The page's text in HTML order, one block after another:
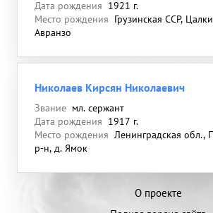
Дата рождения 1921 г.
Место рождения Грузинская ССР,
Авранзо
Николаев Кирсян Николаевич
Звание мл. сержант
Дата рождения 1917 г.
Место рождения Ленинградская обл.,
р-н, д. Ямок
О проекте